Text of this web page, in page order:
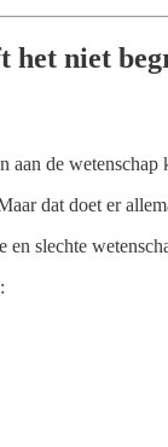
het niet
de
dat doet er
slechte